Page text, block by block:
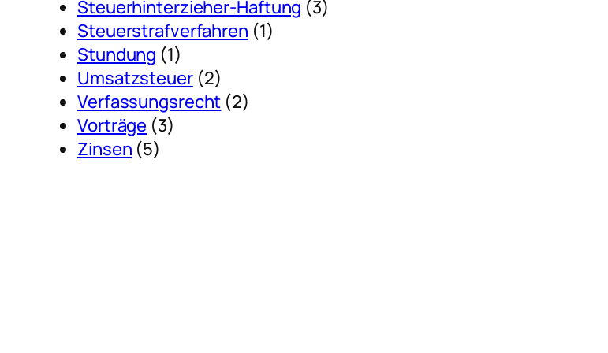
Steuerhinterzieher-Haftung (3)
Steuerstrafverfahren (1)
Stundung (1)
Umsatzsteuer(2)
Verfassungsrecht (2)
Vorträge (3)
Zinsen (5)